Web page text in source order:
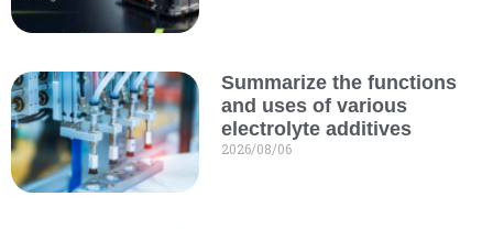
Summarize the functions
and uses of various
electrolyte additives
2026/08/06